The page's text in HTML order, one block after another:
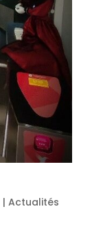
| Actualités